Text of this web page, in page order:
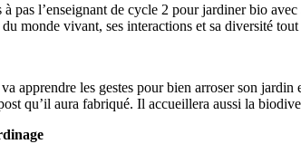
à pas l’enseignant de cycle 2 pour jardiner bio
monde vivant, ses interactions et sa diversité
apprendre les gestes pour bien arroser son
qu’il aura fabriqué. Il accueillera aussi la